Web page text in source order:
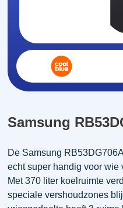
Samsung
De Samsung
echt super handig voor
Met 370 liter koelruimte
speciale vershoudzones